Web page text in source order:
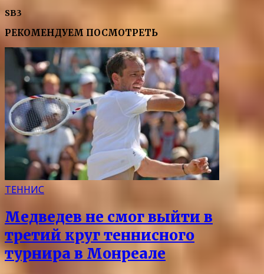
SB3
РЕКОМЕНДУЕМ ПОСМОТРЕТЬ
ТЕННИС
Медведев не смог выйти в
третий круг теннисного
турнира в Монреале